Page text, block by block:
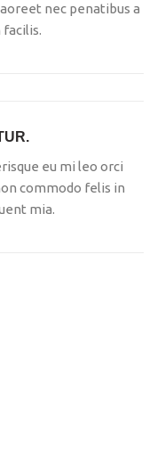
nec penatibus a
eu mi leo orci
commodo felis in
mia.